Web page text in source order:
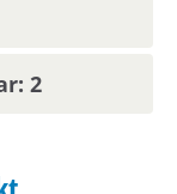
eller
2